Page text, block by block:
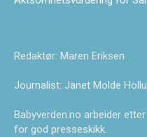
Redaktør: Maren Eriksen
Journalist: Janet Molde
Babyverden.no arbeider
for god presseskikk.